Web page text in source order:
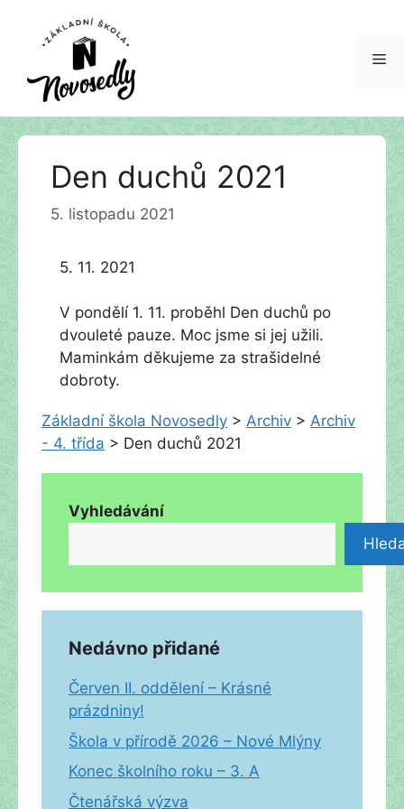
Přeskočit
Den duchů 2021
5. listopadu 2021
5. 11. 2021
V pondělí 1. 11. proběhl Den duchů po
dvouleté pauze. Moc jsme si jej užili.
Maminkám děkujeme za strašidelné
dobroty.
Základní škola Novosedly > Archiv > Archiv
- 4. třída > Den duchů 2021
Vyhledávání
Nedávno přidané
Červen II. oddělení – Krásné
prázdniny!
Škola v přírodě 2026 – Nové Mlýny
Konec školního roku – 3. A
Čtenářská výzva